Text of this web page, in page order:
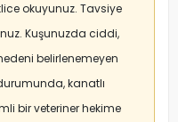
okuyunuz. Tavsiye
Kuşunuzda ciddi,
belirlenemeyen
kanatlı
bir veteriner hekime